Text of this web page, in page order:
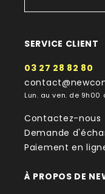
SERVICE CLIENT
03 27 28 82 80
Lun. au ven. de 9h00
Contactez-nous
Demande
Paiement en
À PROPOS DE